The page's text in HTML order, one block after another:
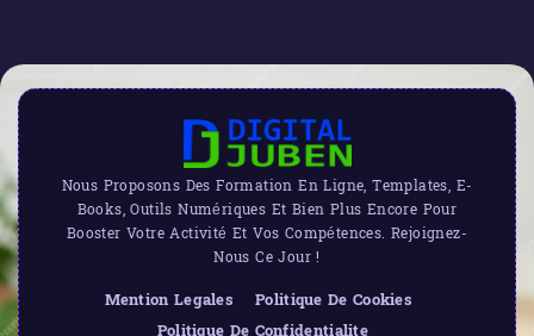
Nous Proposons Des Formation En Ligne, Templates, E-
Books, Outils Numériques Et Bien Plus Encore Pour
Booster Votre Activité Et Vos Compétences. Rejoignez-
Nous Ce Jour !
Mention Legales
Politique De Cookies